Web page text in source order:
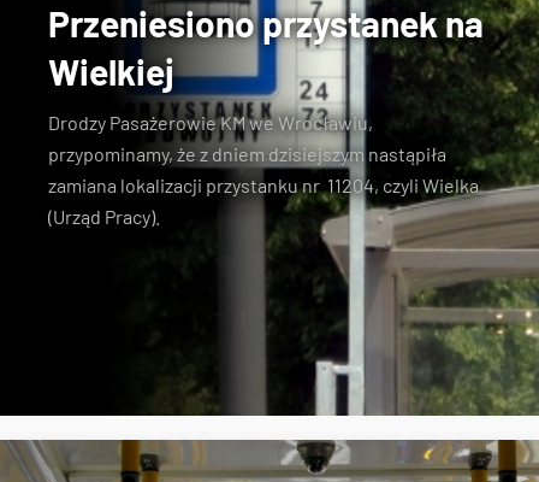
Przeniesiono przystanek na
Wielkiej
Drodzy Pasażerowie KM we Wrocławiu,
przypominamy, że z dniem dzisiejszym nastąpiła
zamiana lokalizacji przystanku nr 11204, czyli Wielka
(Urząd Pracy).